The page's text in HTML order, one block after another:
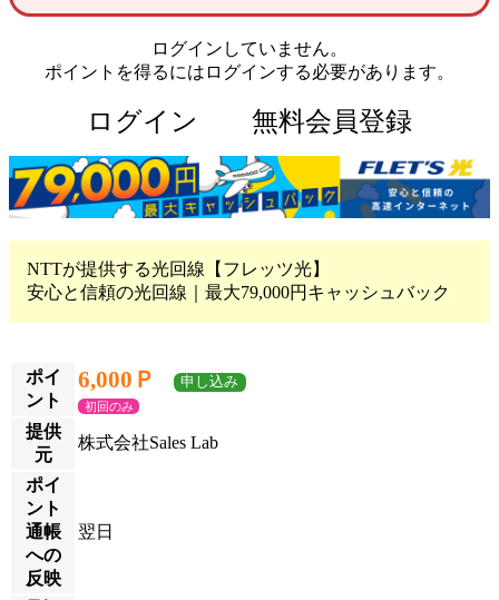
ログインしていません。
ポイントを得るにはログインする必要があります。
ログイン 無料会員登録
NTTが提供する光回線【フレッツ光】
安心と信頼の光回線｜最大79,000円キャッシュバック
ポイ
ント
6,000Ｐ 申し込み
初回のみ
提供
元
株式会社Sales Lab
ポイ
ント
通帳
への
反映
翌日